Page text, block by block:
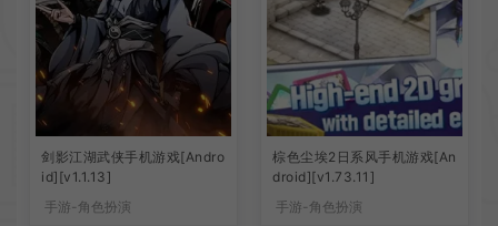
剑影江湖武侠手机游戏[Andro
id][v1.1.13]
手游-角色扮演
棕色尘埃2日系风手机游戏[An
droid][v1.73.11]
手游-角色扮演